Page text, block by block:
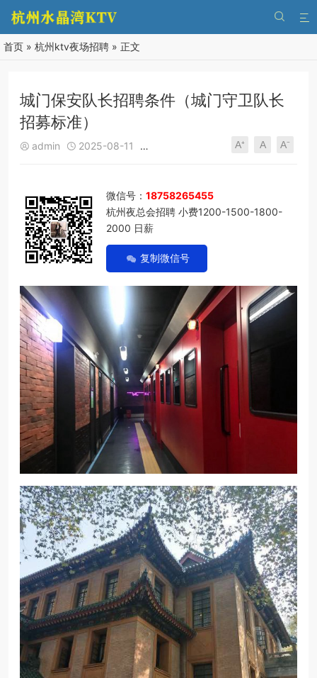


首页 » 杭州ktv夜场招聘 » 正文
城门保安队长招聘条件（城门守卫队长
招募标准）
 admin  2025-08-11   280 0
A⁺ A A⁻
微信号： 18758265455
杭州夜总会招聘 小费1200-1500-1800-
2000 日薪
复制微信号